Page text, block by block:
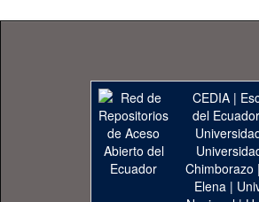
CEDIA |
del Ecuador
Chimborazo |
Elena |